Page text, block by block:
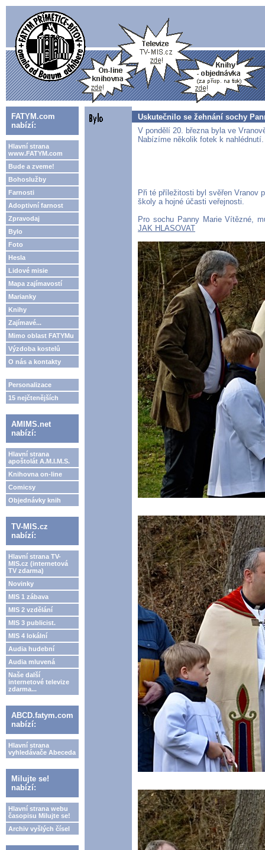
FATYM.com
nabízí:
Hlavní strana
www.FATYM.com
Bude a zveme!
Bohoslužby
Farnosti
Adoptivní farnost
Zpravodaj
Bylo
Foto
Hesla
Lidové misie
Mapa zajímavostí
Marianky
Knihy
Zajímavé...
Mimo oblast FATYMu
Výzdoba kostelů
O nás a kontakty
Personalizace
15 nejčtenějších
AMIMS.net
nabízí:
Hlavní strana
apoštolát A.M.I.M.S.
Knihovna on-line
Comicsy
Objednávky knih
TV-MIS.cz
nabízí:
Hlavní strana TV-
MIS.cz (internetová
TV zdarma)
Novinky
MIS 1 zábava
MIS 2 vzdělání
MIS 3 publicist.
MIS 4 lokální
Audia hudební
Audia mluvená
Naše další
internetové televize
zdarma...
ABCD.fatym.com
nabízí:
Hlavní strana
vyhledávače Abeceda
Milujte se!
nabízí:
Hlavní strana webu
časopisu Milujte se!
Archiv vyšlých čísel
Uskutečnilo se žehnání sochy
V pondělí 20. března byla ve
Nabízíme několik fotek k nahlédnutí.
Při té příležitosti byl svěřen Vranov
školy a hojné účasti veřejnosti.
Pro sochu Panny Marie Vítězné,
JAK HLASOVAT